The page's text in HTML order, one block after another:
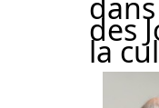
des
la